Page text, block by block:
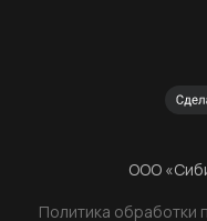
ООО
Политика обработки